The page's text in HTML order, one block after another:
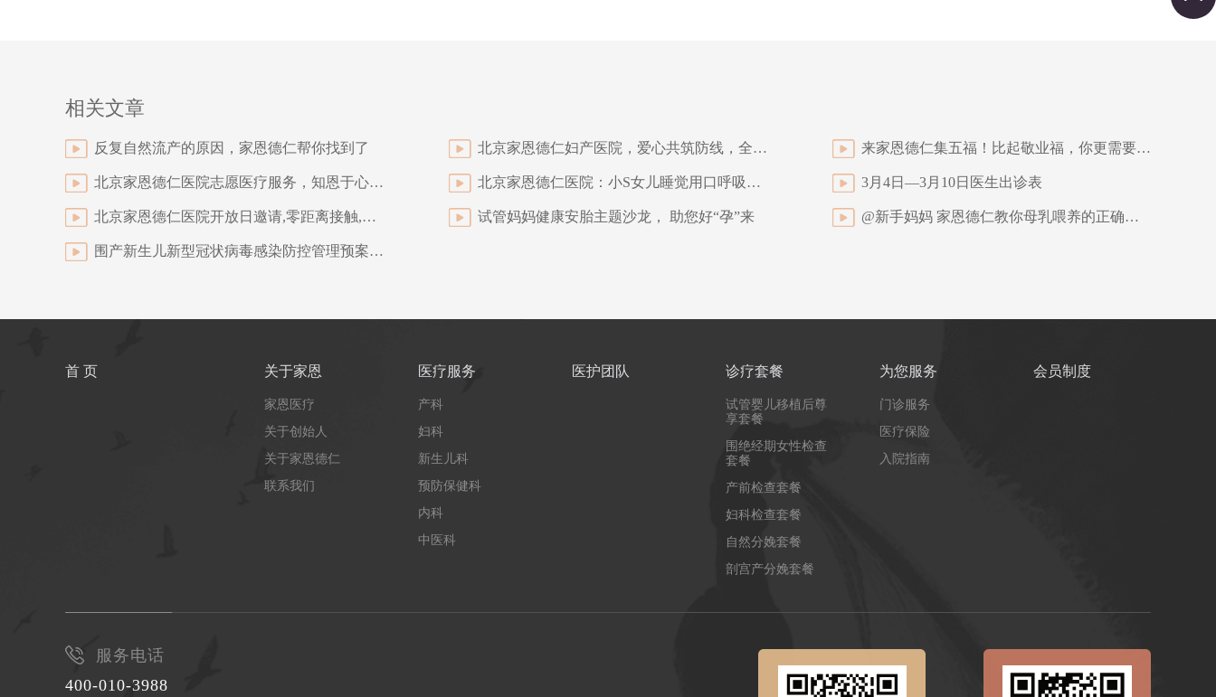
相关文章
反复自然流产的原因，家恩德仁帮你找到了 北京家恩德仁妇产医院，爱心共筑防线，全力支持疫苗接种工作 来家恩德仁集五福！比起敬业福，你更需要这些
北京家恩德仁医院志愿医疗服务，知恩于心，感恩于行 北京家恩德仁医院：小S女儿睡觉用口呼吸引争议！这个习惯可能会毁掉孩子的颜值 3月4日—3月10日医生出诊表
北京家恩德仁医院开放日邀请,零距离接触,看看医院那些事 试管妈妈健康安胎主题沙龙， 助您好“孕”来 @新手妈妈 家恩德仁教你母乳喂养的正确姿势
围产新生儿新型冠状病毒感染防控管理预案 （第一版）
首 页 关于家恩
家恩医疗
关于创始人
关于家恩德仁
联系我们
医疗服务
产科
妇科
新生儿科
预防保健科
内科
中医科
医护团队 诊疗套餐
试管婴儿移植后尊
享套餐
围绝经期女性检查
套餐
产前检查套餐
妇科检查套餐
自然分娩套餐
剖宫产分娩套餐
为您服务
门诊服务
医疗保险
入院指南
会员制度
服务电话
400-010-3988